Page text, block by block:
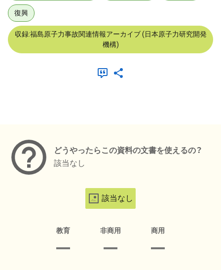
復興
収録:福島原子力事故関連情報アーカイブ (日本原子力研究開発
機構)
どうやったらこの資料の文書を使えるの？
該当なし
該当なし
教育 非商用 商用